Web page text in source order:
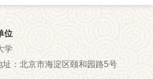
位
学
：北京市海淀区颐和园路5号